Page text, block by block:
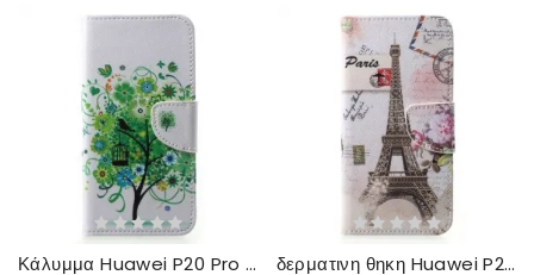
Κάλυμμα Huawei P20 Pro Ανθισμένο Δέντρο δερματινη θηκη Huawei P20 Pro Ρετρό Πύργος Του Άιφελ